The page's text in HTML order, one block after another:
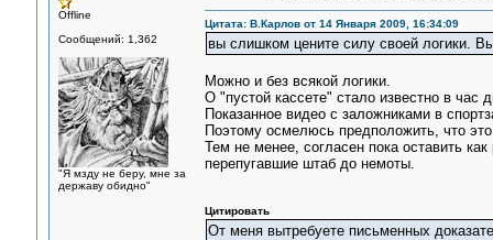
Offline
Сообщений: 1,362
"Я мзду не беру, мне за
державу обидно"
Цитата: В.Карлов от 14 Января 2009, 16:34:09
вы слишком цените силу своей логики.
Можно и без всякой логики.
О "пустой кассете" стало известно в час
Показанное видео с заложниками в
Поэтому осмелюсь предположить, что
Тем не менее, согласен пока оставить
перепугавшие штаб до немоты.
Цитировать
От меня вытребуете письменных